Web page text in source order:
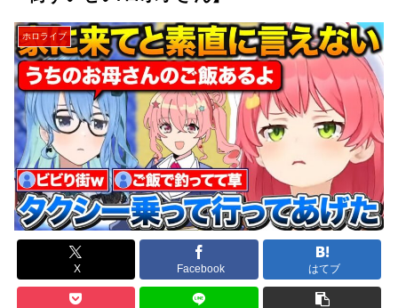
ホロライブ
X Facebook はてブ